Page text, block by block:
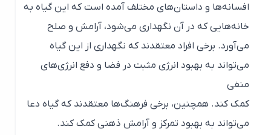
افسانه‌ها و داستان‌های مختلف آمده است که این گیاه به
خانه‌هایی که در آن نگهداری می‌شود، آرامش و صلح
می‌آورد. برخی افراد معتقدند که نگهداری از این گیاه
می‌تواند به بهبود انرژی مثبت در فضا و دفع انرژی‌های
منفی
کمک کند. همچنین، برخی فرهنگ‌ها معتقدند که گیاه دعا
می‌تواند به بهبود تمرکز و آرامش ذهنی کمک کند.